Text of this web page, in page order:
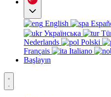
English
Українська
Nederlands
Polski
Français
Italiano
Başlayın